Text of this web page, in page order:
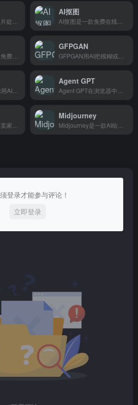
AI抠图
GFPGAN
Agent GPT
Midjourney
登录才能参与评论！
立即登录